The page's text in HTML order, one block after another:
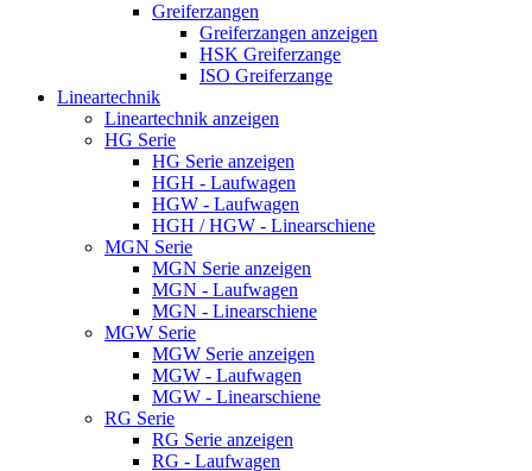
Greiferzangen
Greiferzangen anzeigen
HSK Greiferzange
ISO Greiferzange
Lineartechnik
Lineartechnik anzeigen
HG Serie
HG Serie anzeigen
HGH - Laufwagen
HGW - Laufwagen
HGH / HGW - Linearschiene
MGN Serie
MGN Serie anzeigen
MGN - Laufwagen
MGN - Linearschiene
MGW Serie
MGW Serie anzeigen
MGW - Laufwagen
MGW - Linearschiene
RG Serie
RG Serie anzeigen
RG - Laufwagen